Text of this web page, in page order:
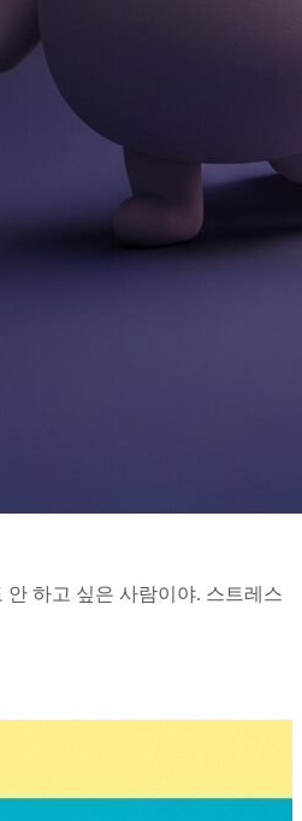
안 하고 싶은 사람이야. 스트레스